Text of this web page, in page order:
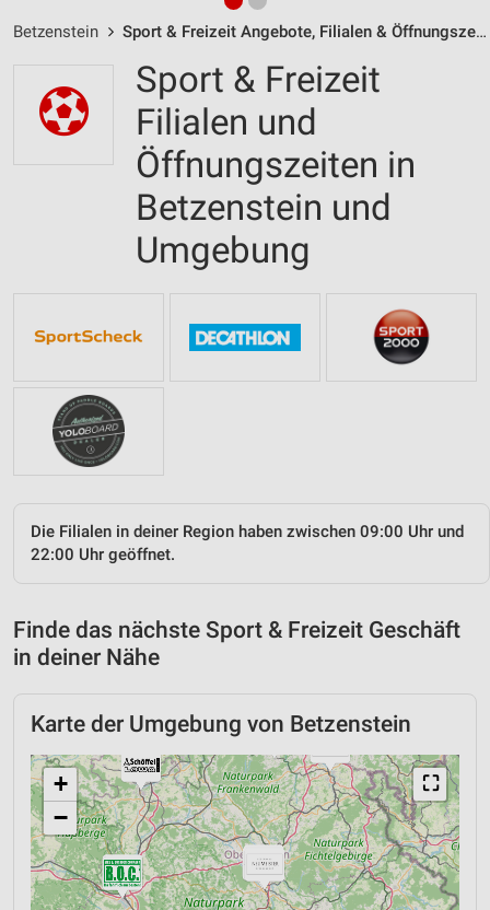
Betzenstein Sport & Freizeit Angebote, Filialen & Öffnungszeiten
Sport & Freizeit
Filialen und
Öffnungszeiten in
Betzenstein und
Umgebung
Die Filialen in deiner Region haben zwischen 09:00 Uhr und
22:00 Uhr geöffnet.
Finde das nächste Sport & Freizeit Geschäft
in deiner Nähe
Karte der Umgebung von Betzenstein
⛶
+
−